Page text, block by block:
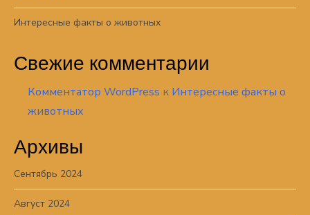
Интересные факты о животных
Свежие комментарии
Комментатор WordPress к Интересные факты о
животных
Архивы
Сентябрь 2024
Август 2024